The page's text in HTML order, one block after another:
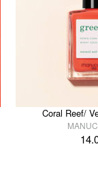
Coral Reef/